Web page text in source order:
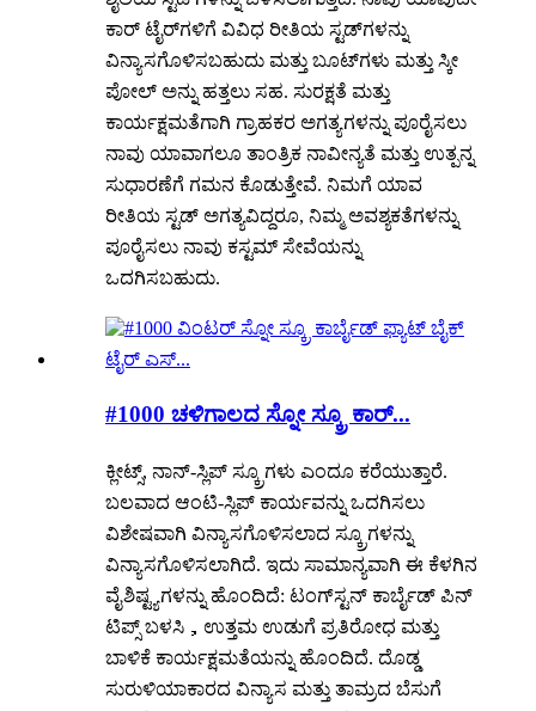
ಕಾರ್ ಟೈರ್‌ಗಳಿಗೆ ವಿವಿಧ ರೀತಿಯ ಸ್ಟಡ್‌ಗಳನ್ನು
ವಿನ್ಯಾಸಗೊಳಿಸಬಹುದು ಮತ್ತು ಬೂಟ್‌ಗಳು ಮತ್ತು ಸ್ಕೀ
ಪೋಲ್ ಅನ್ನು ಹತ್ತಲು ಸಹ. ಸುರಕ್ಷತೆ ಮತ್ತು
ಕಾರ್ಯಕ್ಷಮತೆಗಾಗಿ ಗ್ರಾಹಕರ ಅಗತ್ಯಗಳನ್ನು ಪೂರೈಸಲು
ನಾವು ಯಾವಾಗಲೂ ತಾಂತ್ರಿಕ ನಾವೀನ್ಯತೆ ಮತ್ತು ಉತ್ಪನ್ನ
ಸುಧಾರಣೆಗೆ ಗಮನ ಕೊಡುತ್ತೇವೆ. ನಿಮಗೆ ಯಾವ
ರೀತಿಯ ಸ್ಟಡ್ ಅಗತ್ಯವಿದ್ದರೂ, ನಿಮ್ಮ ಅವಶ್ಯಕತೆಗಳನ್ನು
ಪೂರೈಸಲು ನಾವು ಕಸ್ಟಮ್ ಸೇವೆಯನ್ನು
ಒದಗಿಸಬಹುದು.
#1000 ಚಳಿಗಾಲದ ಸ್ನೋ ಸ್ಕ್ರೂ ಕಾರ್...
ಕ್ಲೀಟ್ಸ್, ನಾನ್-ಸ್ಲಿಪ್ ಸ್ಕ್ರೂಗಳು ಎಂದೂ ಕರೆಯುತ್ತಾರೆ.
ಬಲವಾದ ಆಂಟಿ-ಸ್ಲಿಪ್ ಕಾರ್ಯವನ್ನು ಒದಗಿಸಲು
ವಿಶೇಷವಾಗಿ ವಿನ್ಯಾಸಗೊಳಿಸಲಾದ ಸ್ಕ್ರೂಗಳನ್ನು
ವಿನ್ಯಾಸಗೊಳಿಸಲಾಗಿದೆ. ಇದು ಸಾಮಾನ್ಯವಾಗಿ ಈ ಕೆಳಗಿನ
ವೈಶಿಷ್ಟ್ಯಗಳನ್ನು ಹೊಂದಿದೆ: ಟಂಗ್‌ಸ್ಟನ್ ಕಾರ್ಬೈಡ್ ಪಿನ್
ಟಿಪ್ಸ್ ಬಳಸಿ，ಉತ್ತಮ ಉಡುಗೆ ಪ್ರತಿರೋಧ ಮತ್ತು
ಬಾಳಿಕೆ ಕಾರ್ಯಕ್ಷಮತೆಯನ್ನು ಹೊಂದಿದೆ. ದೊಡ್ಡ
ಸುರುಳಿಯಾಕಾರದ ವಿನ್ಯಾಸ ಮತ್ತು ತಾಮ್ರದ ಬೆಸುಗೆ